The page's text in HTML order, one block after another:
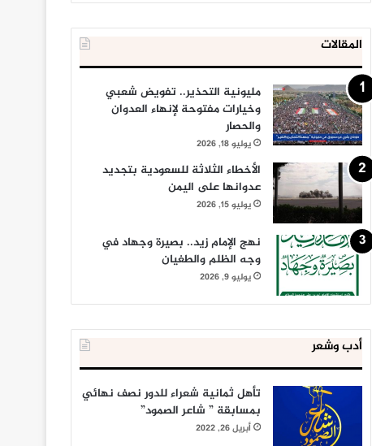
المقالات
مليونية التحذير.. تفويض شعبي
وخيارات مفتوحة لإنهاء العدوان
والحصار
يوليو 18, 2026
الأخطاء الثلاثة للسعودية بتجديد
عدوانها على اليمن
يوليو 15, 2026
نهج الإمام زيد.. بصيرة وجهاد في
وجه الظلم والطغيان
يوليو 9, 2026
أدب وشعر
تأهل ثمانية شعراء للدور نصف نهائي
بمسابقة ” شاعر الصمود”
أبريل 26, 2022